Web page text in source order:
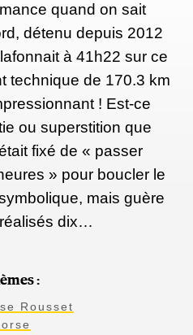
quand on sait
détenu depuis 2012
à 41h22 sur ce
technique de 170.3 km
! Est-ce
ou superstition que
fixé de « passer
» pour boucler le
mais guère
dix…
:
Rousset